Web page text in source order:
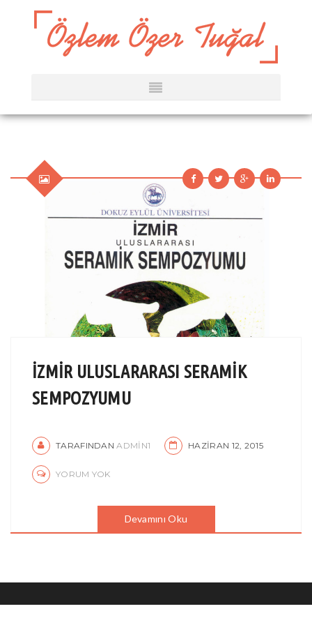
İZMİR ULUSLARARASI SERAMİK
SEMPOZYUMU
TARAFINDAN ADMIN1 HAZIRAN 12, 2015
YORUM YOK
Devamını Oku